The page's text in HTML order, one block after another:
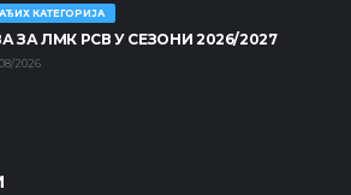
КАТЕГОРИЈА
ЗА ЛМК РСВ У СЕЗОНИ 2026/2027
2026